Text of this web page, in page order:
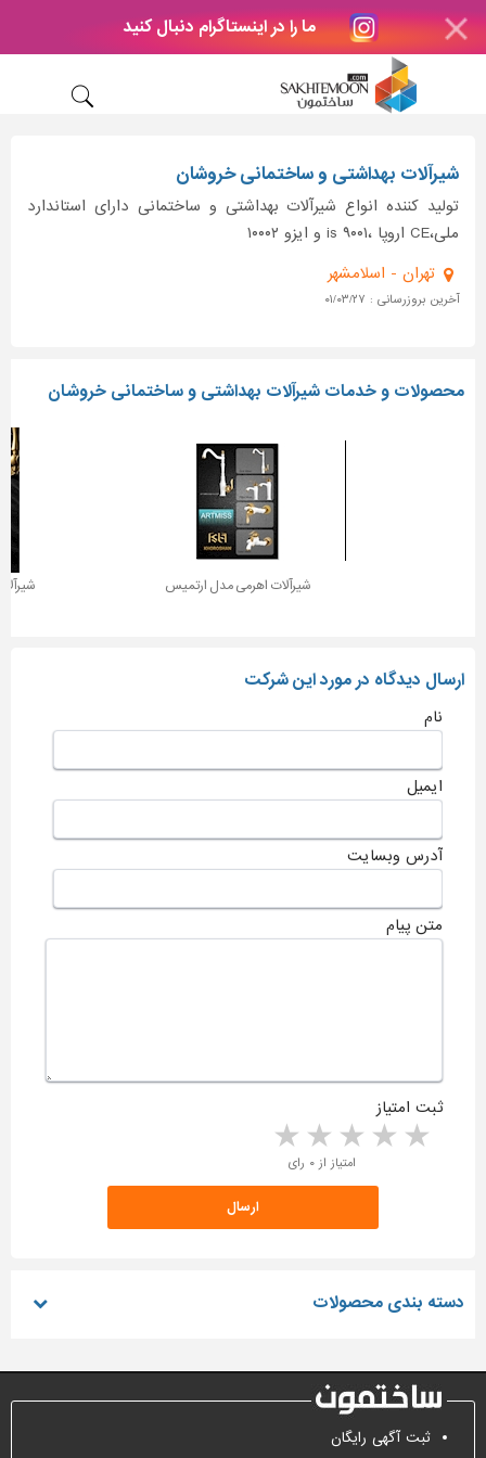
ما را در اینستاگرام دنبال کنید
شیرآلات بهداشتی و ساختمانی خروشان
تولید کننده انواع شیرآلات بهداشتی و ساختمانی دارای استاندارد
ملی،CE اروپا ،is ۹۰۰۱ و ایزو ۱۰۰۰۲
تهران - اسلامشهر
آخرین بروزرسانی : ۰۱/۰۳/۲۷
محصولات و خدمات شیرآلات بهداشتی و ساختمانی خروشان
شیرآلات اهرمی مدل ارتمیس
ارسال دیدگاه در مورد این شرکت
نام
ایمیل
آدرس وبسایت
متن پیام
ثبت امتیاز
4 stars 3 stars 2 stars 1 star امتیاز از ۰ رای
دسته بندی محصولات
ثبت آگهی رایگان